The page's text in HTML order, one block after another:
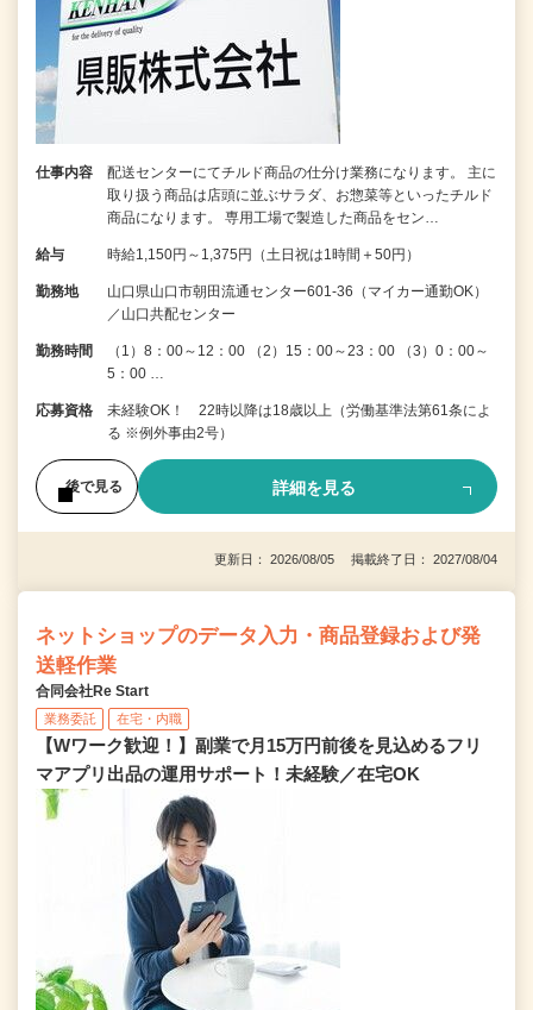
仕事内容
配送センターにてチルド商品の仕分け業務になります。 主に
取り扱う商品は店頭に並ぶサラダ、お惣菜等といったチルド
商品になります。 専用工場で製造した商品をセン…
給与 時給1,150円～1,375円（土日祝は1時間＋50円）
勤務地
山口県山口市朝田流通センター601-36（マイカー通勤OK）
／山口共配センター
勤務時間
（1）8：00～12：00 （2）15：00～23：00 （3）0：00～
5：00 …
応募資格
未経験OK！ 22時以降は18歳以上（労働基準法第61条によ
る ※例外事由2号）
後で見る 詳細を見る
更新日： 2026/08/05 掲載終了日： 2027/08/04
ネットショップのデータ入力・商品登録および発
送軽作業
合同会社Re Start
業務委託 在宅・内職
【Wワーク歓迎！】副業で月15万円前後を見込めるフリ
マアプリ出品の運用サポート！未経験／在宅OK